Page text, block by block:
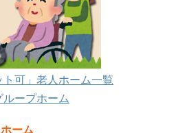
可」老人ホーム一覧
ープホーム
ーム